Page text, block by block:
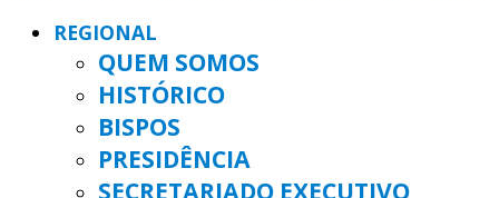
REGIONAL
QUEM SOMOS
HISTÓRICO
BISPOS
PRESIDÊNCIA
SECRETARIADO EXECUTIVO